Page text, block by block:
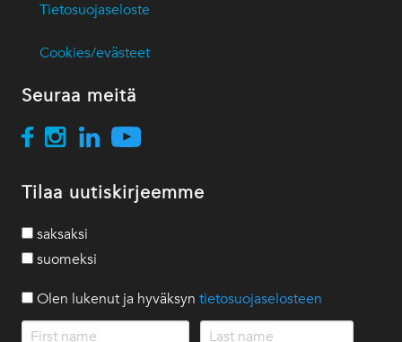
Tietosuojaseloste
Cookies/evästeet
Seuraa meitä
Tilaa uutiskirjeemme
saksaksi
suomeksi
Olen lukenut ja hyväksyn tietosuojaselosteen